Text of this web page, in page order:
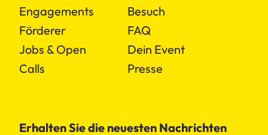
Engagements
Förderer
Jobs & Open
Calls
Besuch
FAQ
Dein Event
Presse
Erhalten Sie die neuesten Nachrichten